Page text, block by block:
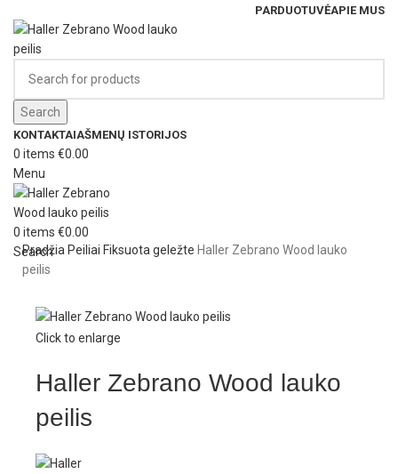
PARDUOTUVĖAPIE MUS
Search
KONTAKTAIAŠMENŲ ISTORIJOS
0 items €0.00
Menu
0 items €0.00
Search
Pradžia Peiliai Fiksuota geležte Haller Zebrano Wood lauko
peilis
Click to enlarge
Haller Zebrano Wood lauko
peilis